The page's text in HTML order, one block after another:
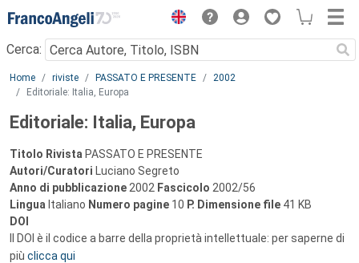
Menu
Cerca:
Main content
Home riviste PASSATO E PRESENTE
2002
Editoriale: Italia, Europa
Editoriale: Italia, Europa
Titolo Rivista PASSATO E PRESENTE
Autori/Curatori Luciano Segreto
Anno di pubblicazione 2002 Fascicolo 2002/56
Lingua Italiano Numero pagine 10 P. Dimensione file 41 KB
DOI
Il DOI è il codice a barre della proprietà intellettuale: per saperne di
più clicca qui